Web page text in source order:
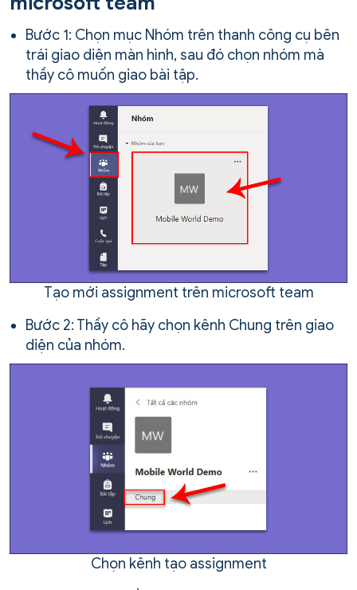
Bước 1: Chọn mục Nhóm trên thanh công cụ bên
trái giao diện màn hình, sau đó chọn nhóm mà
thầy cô muốn giao bài tập.
Tạo mới assignment trên microsoft team
Bước 2: Thầy cô hãy chọn kênh Chung trên giao
diện của nhóm.
Chọn kênh tạo assignment